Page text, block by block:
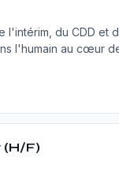
du CDD et
l'humain au cœur
F)